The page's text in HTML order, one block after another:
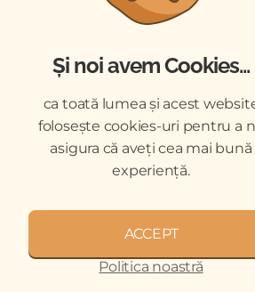
ȘTIINȚĂ ȘI PRACTICĂ
DESCĂRCĂRI ACREDITARE
CHESTIONAR
COPYRIGHT © 2026 REVISTELE
REZERVATE.
DESPRE NOI
ARHIVA NEWSLETTER
Și noi avem Cookies...
ca toată lumea și acest
folosește cookies-uri pentru a
asigura că aveți cea mai bună
experiență.
ACCEPT
Politica noastră